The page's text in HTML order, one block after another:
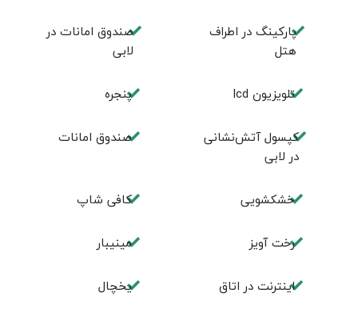
پارکینگ در اطراف
هتل
صندوق امانات در
لابی
تلویزیون lcd پنجره
کپسول آتش‌نشانی
در لابی
صندوق امانات
خشکشویی كافی شاپ
رخت آویز مینیبار
اینترنت در اتاق یخچال